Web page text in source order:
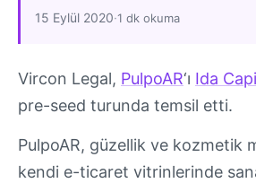
15 Eylül 2020·1 dk okuma
Vircon Legal, PulpoAR‘ı Ida
pre-seed turunda temsil etti.
PulpoAR, güzellik ve kozmetik
kendi e-ticaret vitrinlerinde